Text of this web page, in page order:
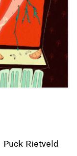
Puck Rietveld